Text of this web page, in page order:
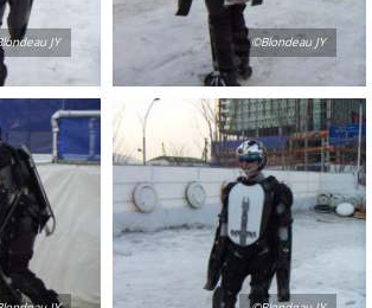
JY ©Blondeau JY